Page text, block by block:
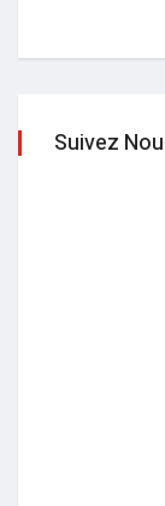
Suivez